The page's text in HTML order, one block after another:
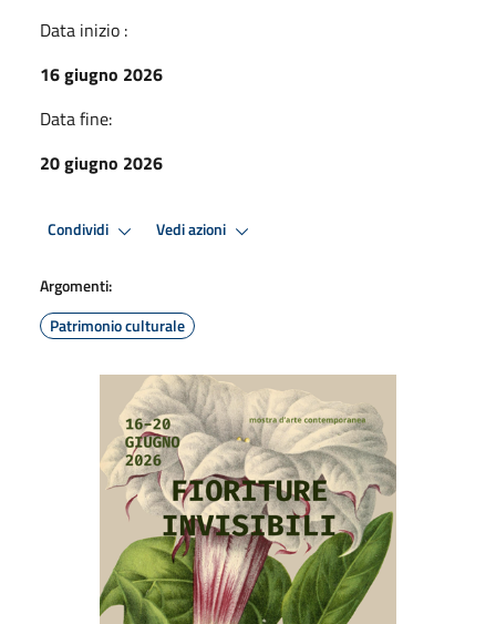
Data inizio :
16 giugno 2026
Data fine:
20 giugno 2026
Condividi Vedi azioni
Argomenti:
Patrimonio culturale